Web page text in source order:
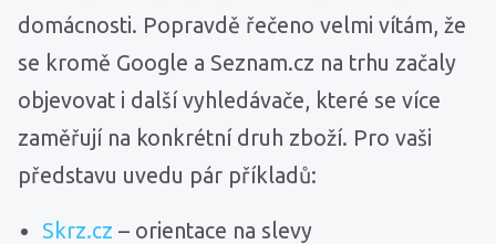
domácnosti. Popravdě řečeno velmi vítám, že
se kromě Google a Seznam.cz na trhu začaly
objevovat i další vyhledávače, které se více
zaměřují na konkrétní druh zboží. Pro vaši
představu uvedu pár příkladů:
Skrz.cz – orientace na slevy